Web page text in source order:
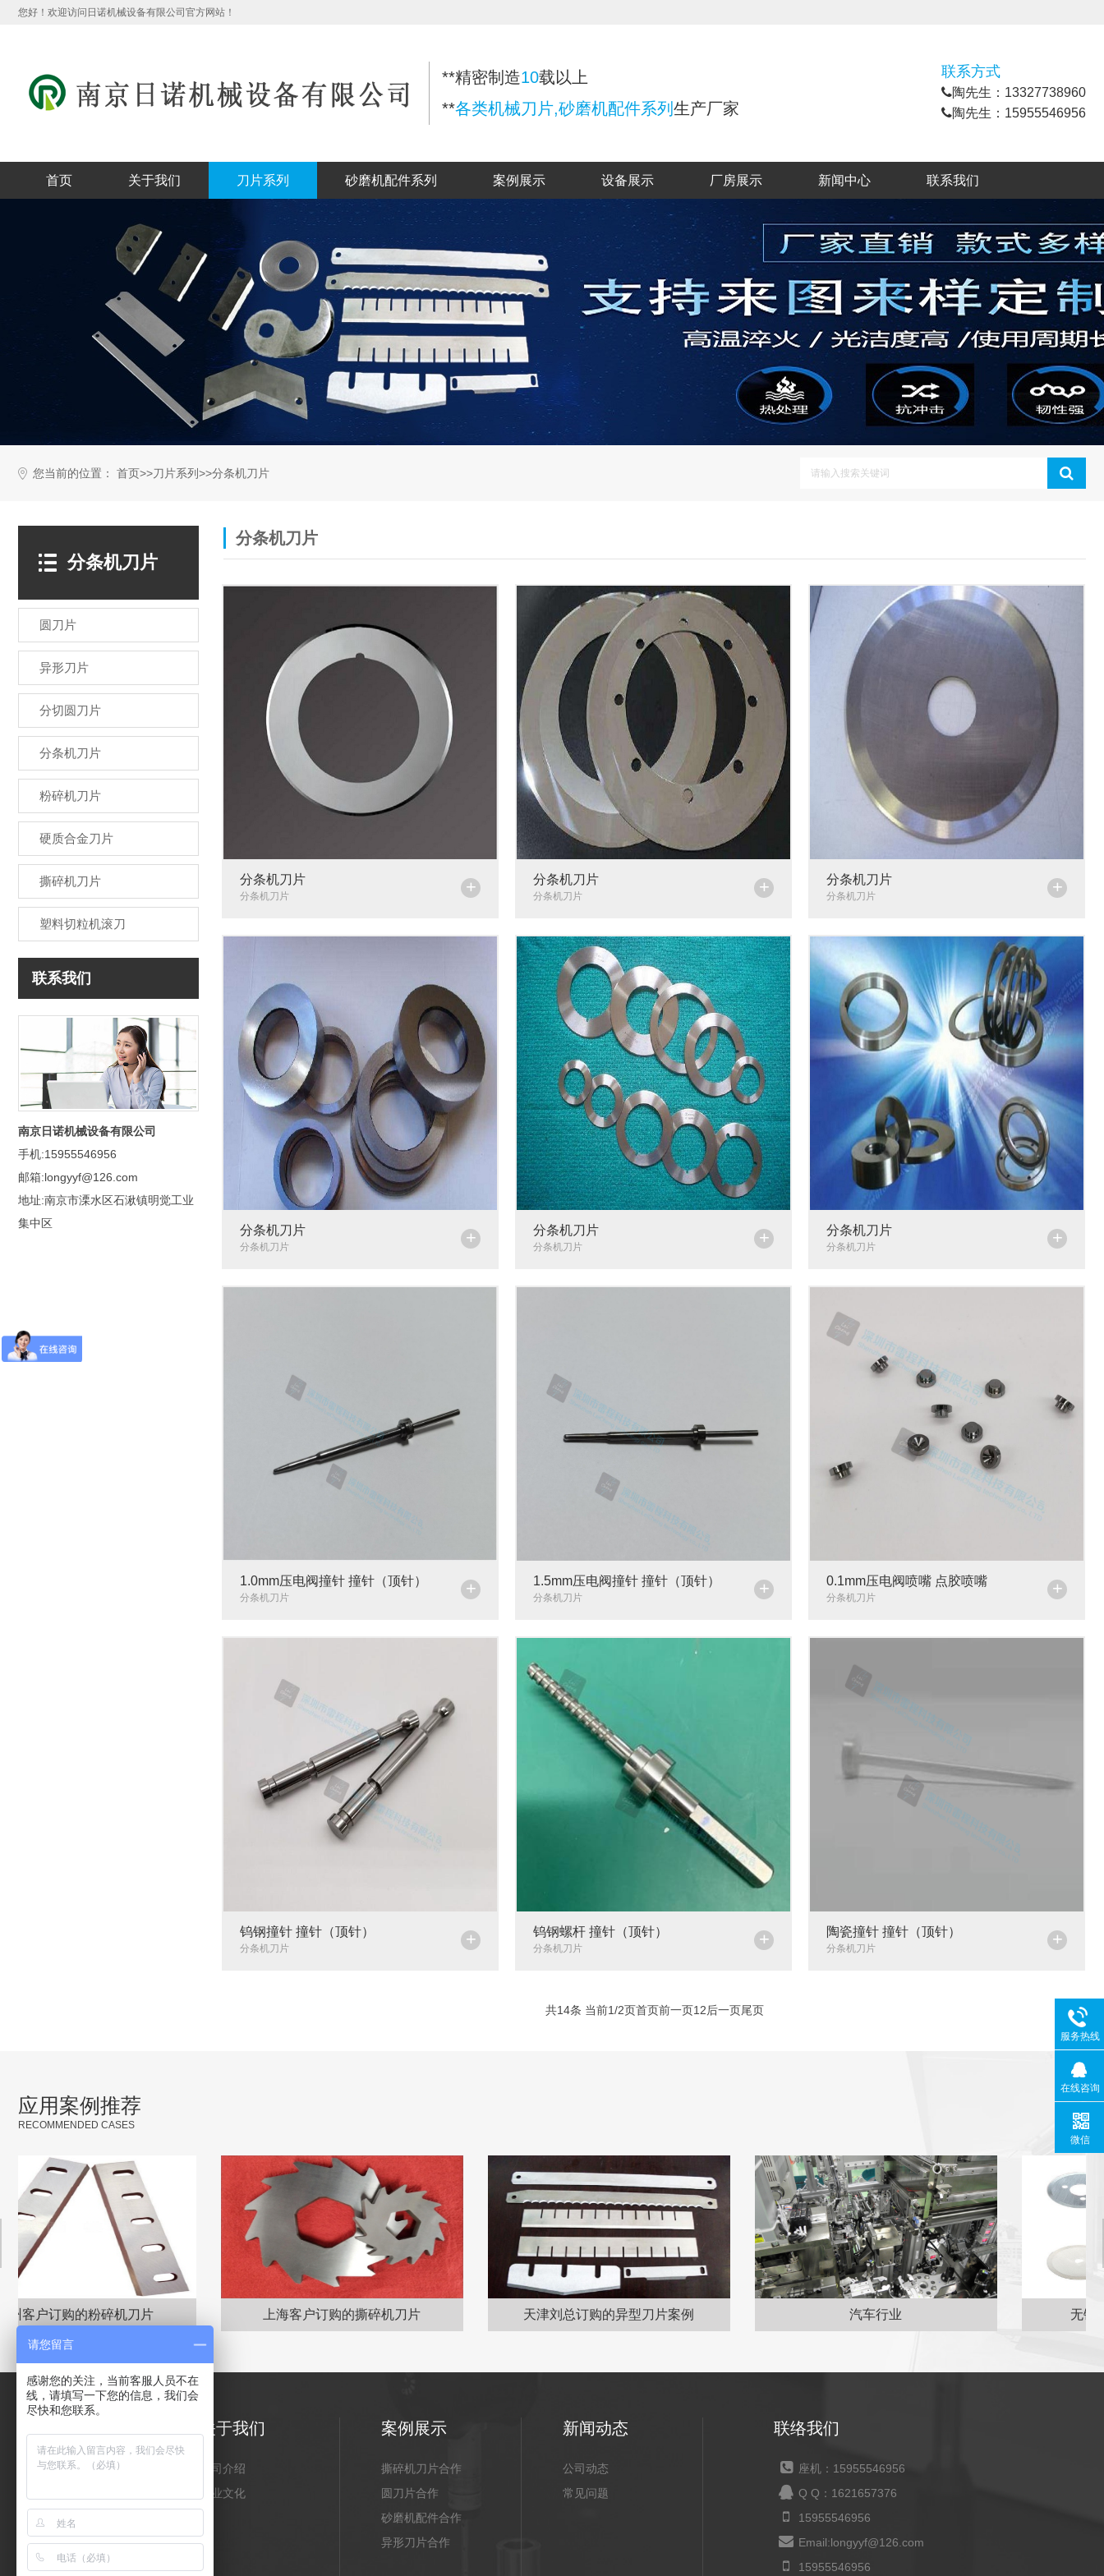
您好！欢迎访问日诺机械设备有限公司官方网站！
**精密制造10载以上
**各类机械刀片,砂磨机配件系列 生产厂家
联系方式
陶先生：13327738960
陶先生：15955546956
首页 关于我们 刀片系列 砂磨机配件系列 案例展示 设备展示 厂房展示 新闻中心 联系我们
您当前的位置： 首页 >>刀片系列 >>分条机刀片
分条机刀片
圆刀片
异形刀片
分切圆刀片
分条机刀片
粉碎机刀片
硬质合金刀片
撕碎机刀片
塑料切粒机滚刀
联系我们
南京日诺机械设备有限公司
手机:15955546956
邮箱:longyyf@126.com
地址:南京市溧水区石湫镇明觉工业
集中区
分条机刀片
分条机刀片
分条机刀片 + 分条机刀片
分条机刀片 + 分条机刀片
分条机刀片 +
分条机刀片
分条机刀片 + 分条机刀片
分条机刀片 + 分条机刀片
分条机刀片 +
1.0mm压电阀撞针 撞针（顶针）
分条机刀片 + 1.5mm压电阀撞针 撞针（顶针）
分条机刀片 + 0.1mm压电阀喷嘴 点胶喷嘴
分条机刀片 +
钨钢撞针 撞针（顶针）
分条机刀片 + 钨钢螺杆 撞针（顶针）
分条机刀片 + 陶瓷撞针 撞针（顶针）
分条机刀片 +
共14条 当前1/2页首页前一页1 2后一页尾页
应用案例推荐
RECOMMENDED CASES
上海客户订购的撕碎机刀片 天津刘总订购的异型刀片案例 汽车行业 无锡客户订购的圆形刀片
刀片系列
关于我们
公司介绍
企业文化
案例展示
撕碎机刀片合作
圆刀片合作
砂磨机配件合作
异形刀片合作
新闻动态
公司动态
常见问题
联络我们
座机：15955546956
Q Q：1621657376
15955546956
Email:longyyf@126.com
15955546956
服务热线
在线咨询
微信
请您留言
感谢您的关注，当前客服人员不在
线，请填写一下您的信息，我们会
尽快和您联系。